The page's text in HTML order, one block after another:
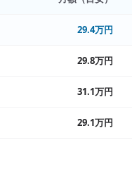
29.4万円
29.8万円
31.1万円
29.1万円